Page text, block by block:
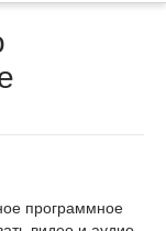
программное